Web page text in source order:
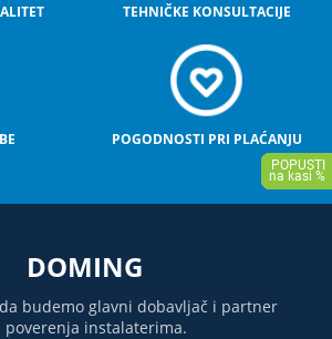
TEHNIČKE KONSULTACIJE
POGODNOSTI PRI PLAĆANJU
DOMING
budemo glavni dobavljač i partner
poverenja instalaterima.